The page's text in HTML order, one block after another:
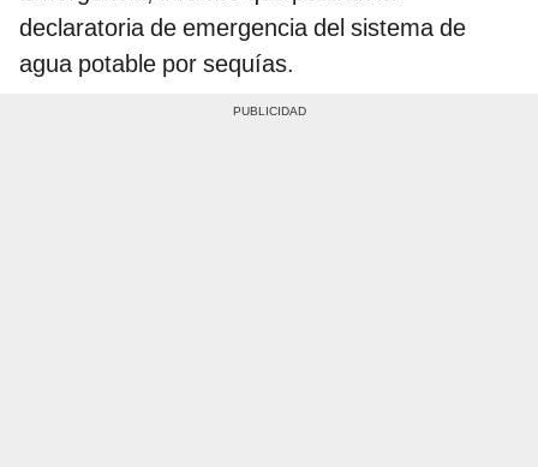
declaratoria de emergencia del sistema de
agua potable por sequías.